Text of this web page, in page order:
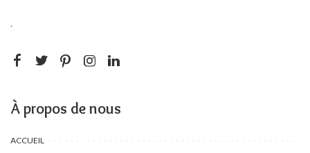
.
À propos de nous
ACCUEIL